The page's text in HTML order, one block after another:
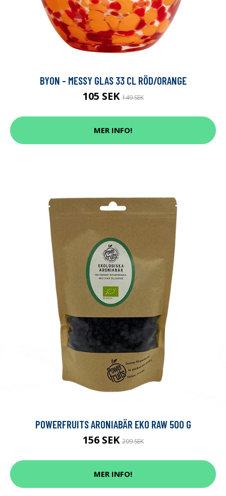
BYON - MESSY GLAS 33 CL RÖD/ORANGE
105 SEK149 SEK
MER INFO!
POWERFRUITS ARONIABÄR EKO RAW 500 G
156 SEK209 SEK
MER INFO!